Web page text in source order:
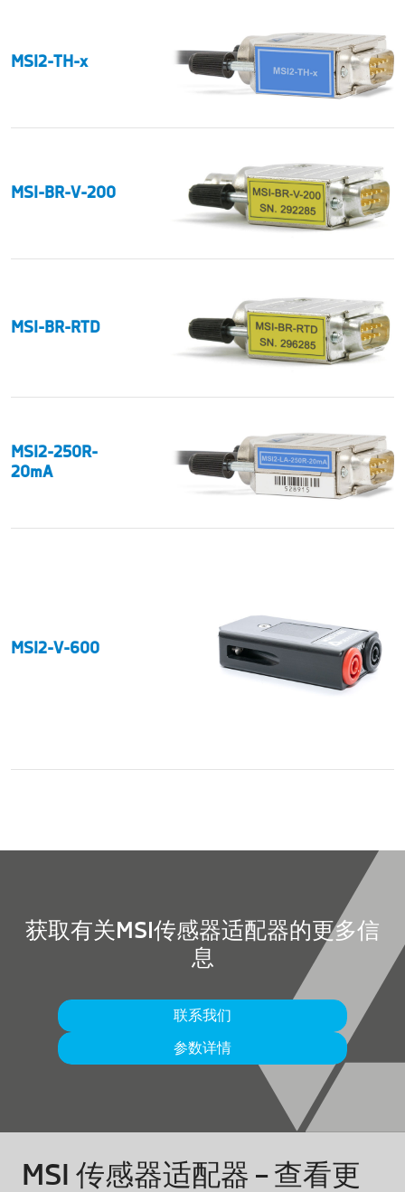
MSI2-TH-x
MSI-BR-V-200
MSI-BR-RTD
MSI2-250R-
20mA
MSI2-V-600
获取有关MSI传感器适配器的更多信
息
联系我们
参数详情
MSI 传感器适配器 – 查看更